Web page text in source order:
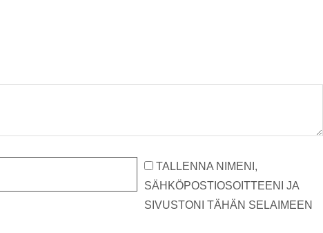
TALLENNA NIMENI,
SÄHKÖPOSTIOSOITTEENI JA
SIVUSTONI TÄHÄN SELAIMEEN